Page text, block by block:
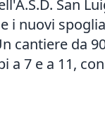
San
i nuovi
cantiere da
a 7 e a 11,